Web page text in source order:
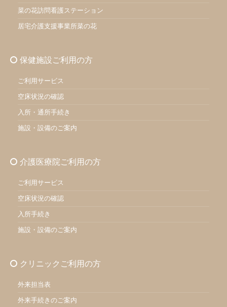
菜の花訪問看護ステーション
居宅介護支援事業所菜の花
保健施設ご利用の方
ご利用サービス
空床状況の確認
入所・通所手続き
施設・設備のご案内
介護医療院ご利用の方
ご利用サービス
空床状況の確認
入所手続き
施設・設備のご案内
クリニックご利用の方
外来担当表
外来手続きのご案内